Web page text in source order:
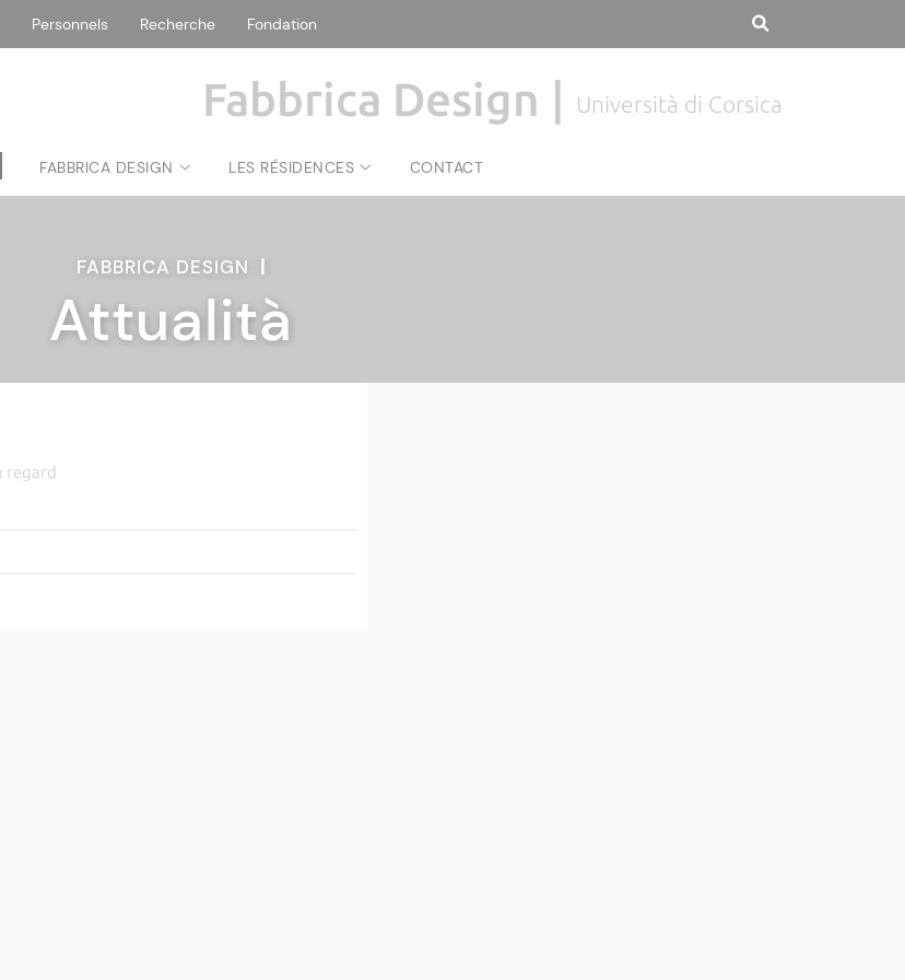
Personnels Recherche Fondation
Fabbrica Design | Università di Corsica
FABBRICA DESIGN LES RÉSIDENCES CONTACT
FABBRICA DESIGN
Attualità